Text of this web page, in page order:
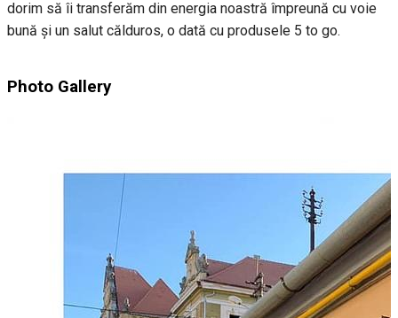
dorim să îi transferăm din energia noastră împreună cu voie
bună și un salut călduros, o dată cu produsele 5 to go.
Photo Gallery